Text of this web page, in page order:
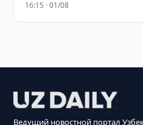
16:15 · 01/08
Ведущий новостной портал